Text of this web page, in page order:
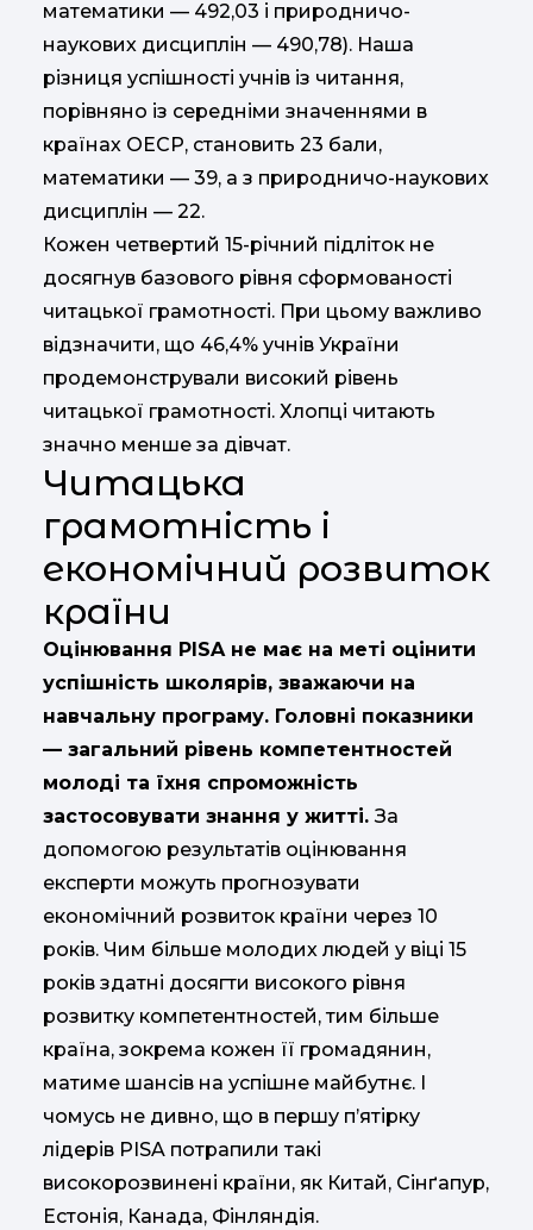
математики — 492,03 і природничо-
наукових дисциплін — 490,78). Наша
різниця успішності учнів із читання,
порівняно із середніми значеннями в
країнах ОЕСР, становить 23 бали,
математики — 39, а з природничо-наукових
дисциплін — 22.
Кожен четвертий 15-річний підліток не
досягнув базового рівня сформованості
читацької грамотності. При цьому важливо
відзначити, що 46,4% учнів України
продемонстрували високий рівень
читацької грамотності. Хлопці читають
значно менше за дівчат.
Читацька
грамотність і
економічний розвиток
країни
Оцінювання PISA не має на меті оцінити
успішність школярів, зважаючи на
навчальну програму. Головні показники
— загальний рівень компетентностей
молоді та їхня спроможність
застосовувати знання у житті.За
допомогою результатів оцінювання
експерти можуть прогнозувати
економічний розвиток країни через 10
років. Чим більше молодих людей у віці 15
років здатні досягти високого рівня
розвитку компетентностей, тим більше
країна, зокрема кожен її громадянин,
матиме шансів на успішне майбутнє. І
чомусь не дивно, що в першу п’ятірку
лідерів PISA потрапили такі
високорозвинені країни, як Китай, Сінґапур,
Естонія, Канада, Фінляндія.